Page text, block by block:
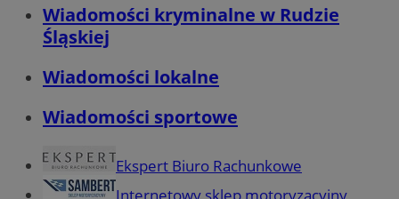
Wiadomości kryminalne w Rudzie
Śląskiej
Wiadomości lokalne
Wiadomości sportowe
Ekspert Biuro Rachunkowe